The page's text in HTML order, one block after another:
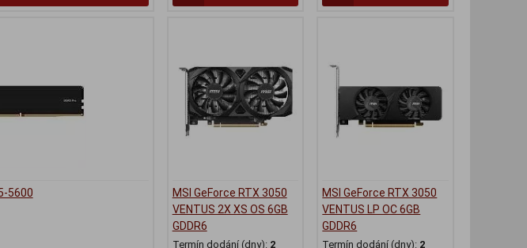
5600
MSI GeForce RTX 3050
VENTUS 2X XS OS 6GB
GDDR6
Termín dodání (dny): 2
MSI GeForce RTX 3050
VENTUS LP OC 6GB
GDDR6
Termín dodání (dny): 2